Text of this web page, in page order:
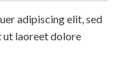
adipiscing elit, sed
ut laoreet dolore